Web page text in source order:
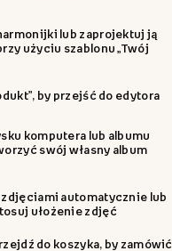
lub zaprojektuj ją
użyciu szablonu „Twój
by przejść do edytora
komputera lub albumu
swój własny album
automatycznie lub
ułożenie zdjęć
do koszyka, by zamówić